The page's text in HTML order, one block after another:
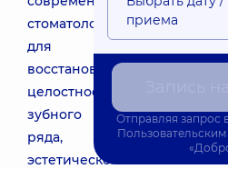
стоматологии,
для
восстановления
целостности
зубного
ряда,
эстетического
приема
Отправляя запрос